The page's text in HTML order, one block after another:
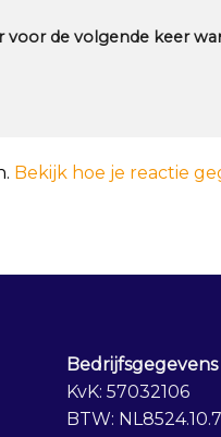
de volgende keer
Bekijk hoe je reactie
Bedrijfsgegevens
KvK: 57032106
BTW: